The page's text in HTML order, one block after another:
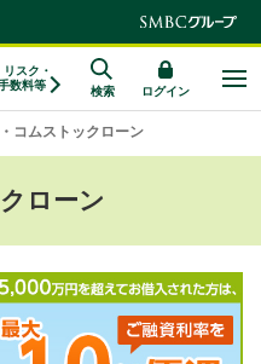
リスク・
数料等
検索 ログイン
コムストックローン
ローン